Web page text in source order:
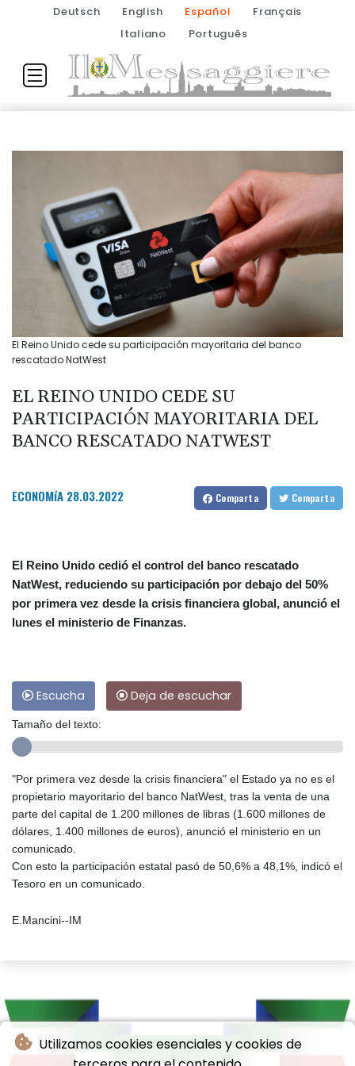
Utilizamos cookies esenciales y cookies de
Deutsch English Español
Français
Italiano
Português
El Reino Unido cede su participación mayoritaria del banco
rescatado NatWest
EL REINO UNIDO CEDE SU
PARTICIPACIÓN MAYORITARIA DEL
BANCO RESCATADO NATWEST
ECONOMíA 28.03.2022 Comparta Comparta
El Reino Unido cedió el control del banco rescatado
NatWest, reduciendo su participación por debajo del 50%
por primera vez desde la crisis financiera global, anunció el
lunes el ministerio de Finanzas.
Escucha Deja de escuchar
Tamaño del texto:
"Por primera vez desde la crisis financiera" el Estado ya no es el
propietario mayoritario del banco NatWest, tras la venta de una
parte del capital de 1.200 millones de libras (1.600 millones de
dólares, 1.400 millones de euros), anunció el ministerio en un
comunicado.
Con esto la participación estatal pasó de 50,6% a 48,1%, indicó el
Tesoro en un comunicado.
E.Mancini--IM